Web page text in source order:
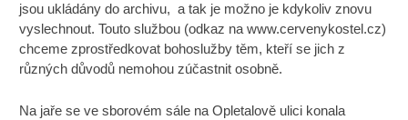
jsou ukládány do archivu, a tak je možno je kdykoliv znovu
vyslechnout. Touto službou (odkaz na www.cervenykostel.cz)
chceme zprostředkovat bohoslužby těm, kteří se jich z
různých důvodů nemohou zúčastnit osobně.
Na jaře se ve sborovém sále na Opletalově ulici konala